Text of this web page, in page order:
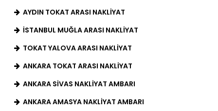
AYDIN TOKAT ARASI NAKLIYAT
İSTANBUL MUĞLA ARASI NAKLIYAT
TOKAT YALOVA ARASI NAKLIYAT
ANKARA TOKAT ARASI NAKLIYAT
ANKARA SIVAS NAKLIYAT AMBARI
ANKARA AMASYA NAKLIYAT AMBARI